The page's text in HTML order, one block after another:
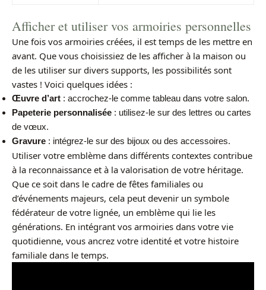
Afficher et utiliser vos armoiries personnelles
Une fois vos armoiries créées, il est temps de les mettre en
avant. Que vous choisissiez de les afficher à la maison ou
de les utiliser sur divers supports, les possibilités sont
vastes ! Voici quelques idées :
Œuvre d’art : accrochez-le comme tableau dans votre salon.
Papeterie personnalisée : utilisez-le sur des lettres ou cartes
de vœux.
Gravure : intégrez-le sur des bijoux ou des accessoires.
Utiliser votre emblème dans différents contextes contribue
à la reconnaissance et à la valorisation de votre héritage.
Que ce soit dans le cadre de fêtes familiales ou
d’événements majeurs, cela peut devenir un symbole
fédérateur de votre lignée, un emblème qui lie les
générations. En intégrant vos armoiries dans votre vie
quotidienne, vous ancrez votre identité et votre histoire
familiale dans le temps.